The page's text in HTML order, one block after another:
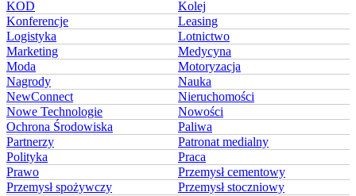
KOD
Kolej
Konferencje
Leasing
Logistyka
Lotnictwo
Marketing
Medycyna
Moda
Motoryzacja
Nagrody
Nauka
NewConnect
Nieruchomości
Nowe Technologie
Nowości
Ochrona Środowiska
Paliwa
Partnerzy
Patronat medialny
Polityka
Praca
Prawo
Przemysł cementowy
Przemysł spożywczy
Przemysł stoczniowy